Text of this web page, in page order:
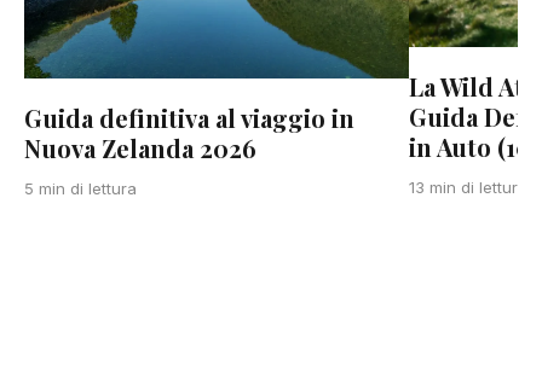
Guida definitiva al viaggio in
Nuova Zelanda 2026
5 min di lettura
La Wild
Guida
in Auto
13 min di lettura